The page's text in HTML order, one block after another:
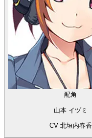
配角
山本 イヅミ
CV 北垣内春香